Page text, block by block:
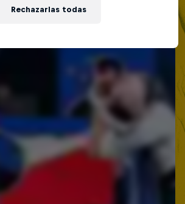
Rechazarlas todas